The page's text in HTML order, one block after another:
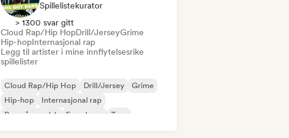
Spillelistekurator
> 1300 svar gitt
Cloud Rap/Hip HopDrill/JerseyGrime
Hip-hopInternasjonal rap
Legg til artister i mine innflytelsesrike
spillelister
Cloud Rap/Hip Hop Drill/Jersey
Grime
Hip-hop
Internasjonal rap
Rap på engelsk
Fransk rap Trap